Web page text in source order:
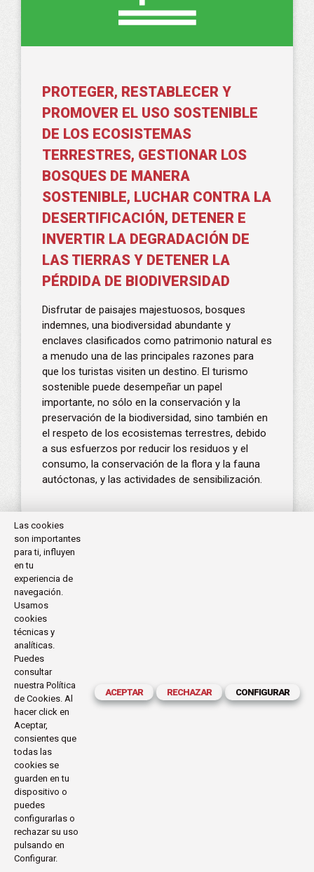
PROTEGER, RESTABLECER Y
PROMOVER EL USO SOSTENIBLE
DE LOS ECOSISTEMAS
TERRESTRES, GESTIONAR LOS
BOSQUES DE MANERA
SOSTENIBLE, LUCHAR CONTRA LA
DESERTIFICACIÓN, DETENER E
INVERTIR LA DEGRADACIÓN DE
LAS TIERRAS Y DETENER LA
PÉRDIDA DE BIODIVERSIDAD
Disfrutar de paisajes majestuosos, bosques
indemnes, una biodiversidad abundante y
enclaves clasificados como patrimonio natural es
a menudo una de las principales razones para
que los turistas visiten un destino. El turismo
sostenible puede desempeñar un papel
importante, no sólo en la conservación y la
preservación de la biodiversidad, sino también en
el respeto de los ecosistemas terrestres, debido
a sus esfuerzos por reducir los residuos y el
consumo, la conservación de la flora y la fauna
autóctonas, y las actividades de sensibilización.
PROMOVER SOCIEDADES
PACÍFICAS E INCLUSIVAS PARA EL
DESARROLLO SOSTENIBLE,
FACILITAR EL ACCESO A LA
JUSTICIA PARA TODOS Y
Las cookies
son importantes
para ti, influyen
en tu
experiencia de
navegación.
Usamos
cookies
técnicas y
analíticas.
Puedes
consultar
nuestra Política
de Cookies. Al
hacer click en
Aceptar,
consientes que
todas las
cookies se
guarden en tu
dispositivo o
puedes
configurarlas o
rechazar su uso
pulsando en
Configurar.
ACEPTAR RECHAZAR CONFIGURAR